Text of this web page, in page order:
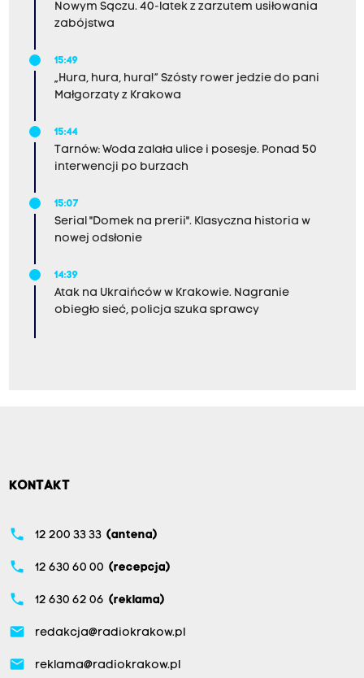
Nowym Sączu. 40-latek z zarzutem usiłowania
zabójstwa
15:49
„Hura, hura, hura!” Szósty rower jedzie do pani
Małgorzaty z Krakowa
15:44
Tarnów: Woda zalała ulice i posesje. Ponad 50
interwencji po burzach
15:07
Serial "Domek na prerii". Klasyczna historia w
nowej odsłonie
14:39
Atak na Ukraińców w Krakowie. Nagranie
obiegło sieć, policja szuka sprawcy
KONTAKT
phone 12 200 33 33 (antena)
phone 12 630 60 00 (recepcja)
phone 12 630 62 06 (reklama)
email redakcja@radiokrakow.pl
email reklama@radiokrakow.pl